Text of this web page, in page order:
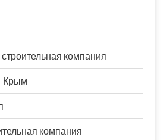
компания
Крым
компания